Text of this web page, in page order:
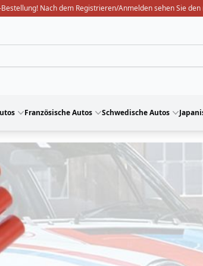
Nach dem Registrieren/Anmelden sehen Sie
Französische Autos Schwedische Autos